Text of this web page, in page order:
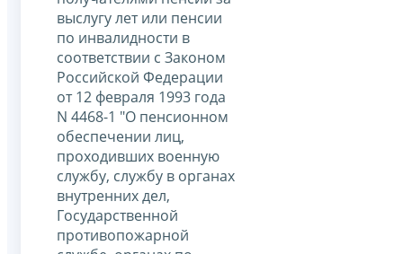
выслугу лет или пенсии
по инвалидности в
соответствии с Законом
Российской Федерации
от 12 февраля 1993 года
N 4468-1 "О пенсионном
обеспечении лиц,
проходивших военную
службу, службу в органах
внутренних дел,
Государственной
противопожарной